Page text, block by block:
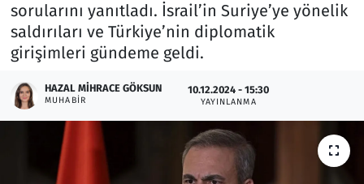
sorularını yanıtladı. İsrail’in Suriye’ye yönelik
saldırıları ve Türkiye’nin diplomatik
girişimleri gündeme geldi.
HAZAL MIHRACE GÖKSUN
MUHABIR
10.12.2024 - 15:30
YAYINLANMA
Lezzet Durağı
Memur ve Kamu
Otomobil
Oyun
Ramazan